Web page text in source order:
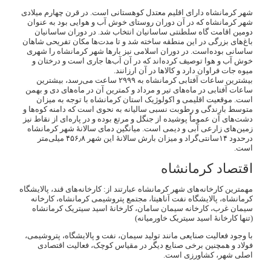
شهر کرمانشاه دارای اقلیم معتدل کوهستانی است. در قرن چهارم میلادی
شهر کرمانشاه که در آن دوران روستای خوش آب و هوایی بود به عنوان
دومین اقامت گاه سلطنتی ساسانیان انتخاب شد. در دوران ساسانیان
باغ‌های بزرگی در این منطقه ساخته شد و تا مدت‌ها مکان تفریحی شاهان
ساسانی بوده‌است. در دوران اسلامی نیز بارها شهر کرمانشاه را شهری
خوش آب و هوا توصیف کرده‌اند که در آن آب‌ها جاری است و درختان و
میوه جات فراوان دارد و کالاها در آن ارزانند.
بیشترین ساعات آفتابی کرمانشاه به ۲۹۹۹ ساعت می‌رسد، بیشترین
ساعات آفتابی در ماه‌های تیر و مرداد و کمترین آن در ماه‌های دی و بهمن
است. موقعیت اقلیمی و اکولوژیک استان کرمانشاه با توجه به میزان
متوسط بارندگی و رطوبت نسبی سالیانه به نحوی است که دامنه کوه‌ها و
دشت‌های آن عموماً پوشیده از جنگل و مرتع بوده و در پاره‌ای از نقاط نیز
زمین‌های زارعی آبی و دیمی است. میانگین دمای سالانهٔ شهر کرمانشاه
درحدود ۱۴سانتی‌گراد و میزان بارش سالانهٔ این شهر ۴۵۶٫۸ میلی‌متر
است.
اقتصاد کرمانشاه
مهمترین کارخانه‌های شهر کرمانشاه عبارتند از: کارخانه‌های قند، پالایشگاه
کرمانشاه، پالایشگاه نفت آناهیتا، مجتمع پتروشیمی کرمانشاه، کارخانه
سیمان غرب، کارخانه سیمان سامان، کارخانهٔ اسید سیتریک کرمانشاه
(تنها کارخانهٔ اسید سیتریک خاورمیانه)
با وجود فعالیت صنایعی مانند تولید سیمان، نفت و پالایشگاه، پتروشیمی،
فولاد و همچنین برخی صنایع دیگر در مقیاس کوچک، فعالیت اقتصادی
اصلی شهر، کشاورزی است.